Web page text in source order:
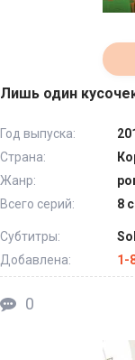
Лишь один
Год выпуска:
Страна:
Жанр:
Всего серий:
8
Субтитры:
Добавлена:
1-
0